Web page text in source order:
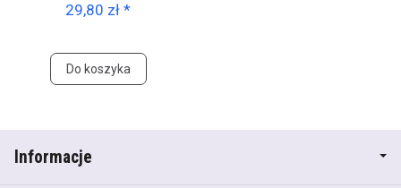
29,80 zł *
Do koszyka
Informacje